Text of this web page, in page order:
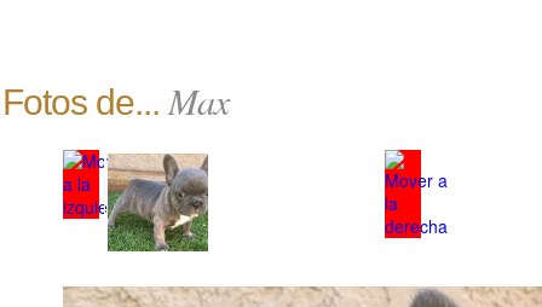
Fotos de... Max